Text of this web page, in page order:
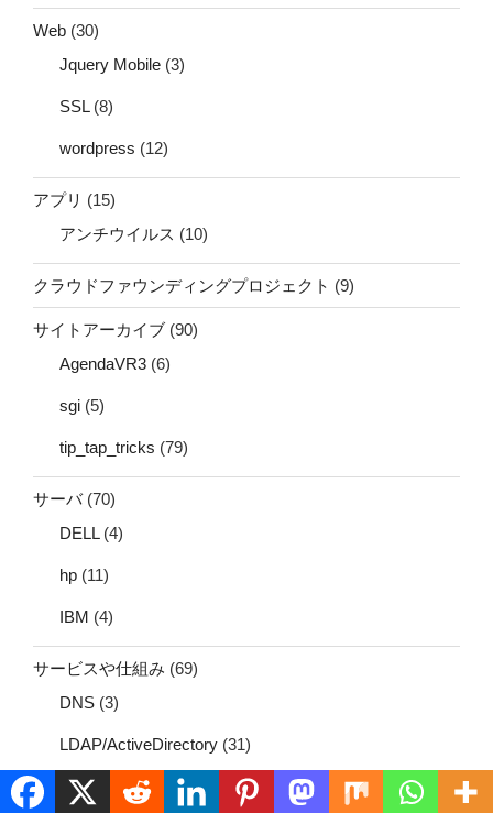
Web (30)
Jquery Mobile (3)
SSL(8)
wordpress (12)
アプリ (15)
アンチウイルス (10)
クラウドファウンディングプロジェクト (9)
サイトアーカイブ (90)
AgendaVR3 (6)
sgi (5)
tip_tap_tricks (79)
サーバ(70)
DELL(4)
hp (11)
IBM (4)
サービスや仕組み (69)
DNS (3)
LDAP/ActiveDirectory (31)
メール
(43)